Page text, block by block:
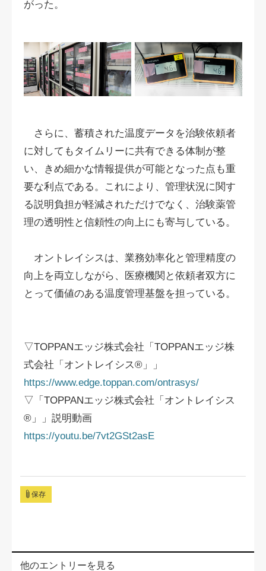
がった。
さらに、蓄積された温度データを治験依頼者
に対してもタイムリーに共有できる体制が整
い、きめ細かな情報提供が可能となった点も重
要な利点である。これにより、管理状況に関す
る説明負担が軽減されただけでなく、治験薬管
理の透明性と信頼性の向上にも寄与している。
オントレイシスは、業務効率化と管理精度の
向上を両立しながら、医療機関と依頼者双方に
とって価値のある温度管理基盤を担っている。
▽TOPPANエッジ株式会社「TOPPANエッジ株
式会社「オントレイシス®」」
https://www.edge.toppan.com/ontrasys/
▽「TOPPANエッジ株式会社「オントレイシス
®」」説明動画
https://youtu.be/7vt2GSt2asE
保存
他のエントリーを見る